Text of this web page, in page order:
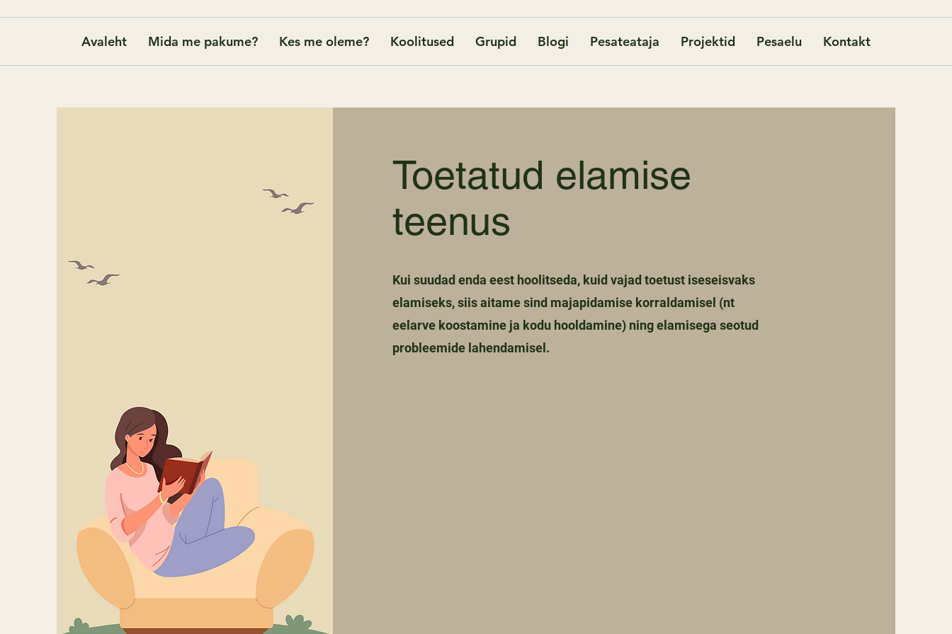
Avaleht Mida me pakume? Kes me oleme? Koolitused Grupid Blogi Pesateataja Projektid Pesaelu Kontakt
Toetatud elamise
teenus
Kui suudad enda eest hoolitseda, kuid vajad toetust iseseisvaks
elamiseks, siis aitame sind majapidamise korraldamisel (nt
eelarve koostamine ja kodu hooldamine) ning elamisega seotud
probleemide lahendamisel.